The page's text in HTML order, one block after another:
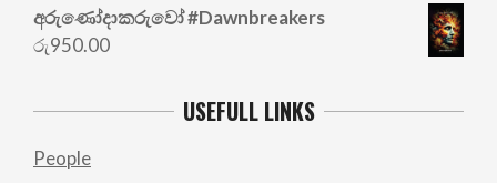
අරු‍ණෝදාකරුවෝ #Dawnbreakers
රු950.00
USEFULL LINKS
People